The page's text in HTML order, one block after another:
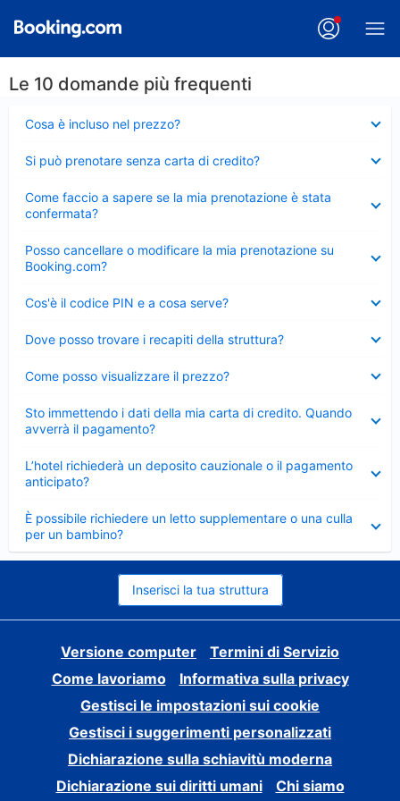
Le 10 domande più frequenti
Cosa è incluso nel prezzo?
chiuso
Si può prenotare senza carta di credito?
chiuso
Come faccio a sapere se la mia prenotazione è stata
confermata?
chiuso
Posso cancellare o modificare la mia prenotazione su
Booking.com?
chiuso
Cos'è il codice PIN e a cosa serve?
chiuso
Dove posso trovare i recapiti della struttura?
chiuso
Come posso visualizzare il prezzo?
chiuso
Sto immettendo i dati della mia carta di credito. Quando
avverrà il pagamento?
chiuso
L’hotel richiederà un deposito cauzionale o il pagamento
anticipato?
chiuso
È possibile richiedere un letto supplementare o una culla
per un bambino?
Elemento
chiuso
Inserisci la tua struttura
Versione computer
Termini di Servizio
Come lavoriamo
Informativa sulla privacy
Gestisci le impostazioni sui cookie
Gestisci i suggerimenti personalizzati
Dichiarazione sulla schiavitù moderna
Dichiarazione sui diritti umani
Chi siamo